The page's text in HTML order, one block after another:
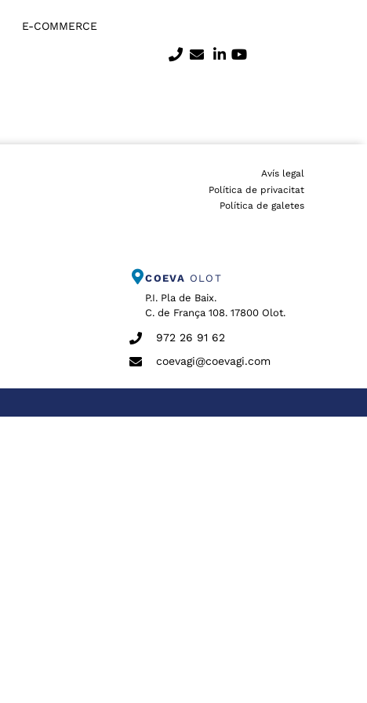
E-COMMERCE
Avís legal
Política de privacitat
Política de galetes
COEVA OLOT
P.I. Pla de Baix.
C. de França 108. 17800 Olot.
972 26 91 62
coevagi@coevagi.com